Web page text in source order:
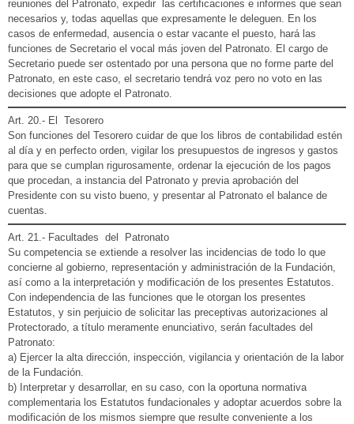
reuniones del Patronato, expedir las certificaciones e informes que sean
necesarios y, todas aquellas que expresamente le deleguen. En los
casos de enfermedad, ausencia o estar vacante el puesto, hará las
funciones de Secretario el vocal más joven del Patronato. El cargo de
Secretario puede ser ostentado por una persona que no forme parte del
Patronato, en este caso, el secretario tendrá voz pero no voto en las
decisiones que adopte el Patronato.
Art. 20.- El Tesorero
Son funciones del Tesorero cuidar de que los libros de contabilidad estén
al día y en perfecto orden, vigilar los presupuestos de ingresos y gastos
para que se cumplan rigurosamente, ordenar la ejecución de los pagos
que procedan, a instancia del Patronato y previa aprobación del
Presidente con su visto bueno, y presentar al Patronato el balance de
cuentas.
Art. 21.- Facultades del Patronato
Su competencia se extiende a resolver las incidencias de todo lo que
concierne al gobierno, representación y administración de la Fundación,
así como a la interpretación y modificación de los presentes Estatutos.
Con independencia de las funciones que le otorgan los presentes
Estatutos, y sin perjuicio de solicitar las preceptivas autorizaciones al
Protectorado, a título meramente enunciativo, serán facultades del
Patronato:
a) Ejercer la alta dirección, inspección, vigilancia y orientación de la labor
de la Fundación.
b) Interpretar y desarrollar, en su caso, con la oportuna normativa
complementaria los Estatutos fundacionales y adoptar acuerdos sobre la
modificación de los mismos siempre que resulte conveniente a los